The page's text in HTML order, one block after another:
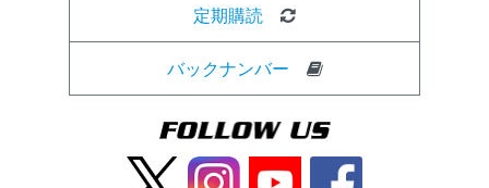
定期購読
バックナンバー